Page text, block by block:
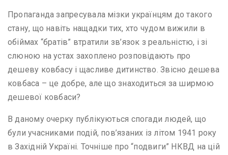
Пропаганда запресувала мізки українцям до такого
стану, що навіть нащадки тих, хто чудом вижили в
обіймах “братів” втратили зв’язок з реальністю, і зі
слюною на устах захоплено розповідають про
дешеву ковбасу і щасливе дитинство. Звісно дешева
ковбаса – це добре, але що знаходиться за ширмою
дешевої ковбаси?
В даному очерку публікуються спогади людей, що
були учасниками подій, пов’язаних із літом 1941 року
в Західній Україні. Точніше про “подвиги” НКВД на цій